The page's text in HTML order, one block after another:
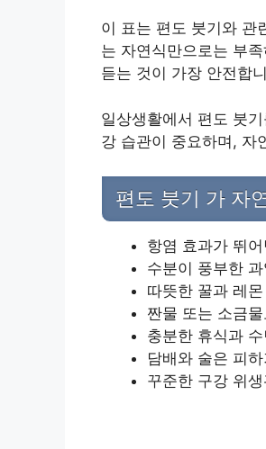
이 표는 편도 붓기와 관
는 자연식만으로는 부
듣는 것이 가장 안전합
일상생활에서 편도 붓
강 습관이 중요하며, 자
편도 붓기 가 자
항염 효과가 뛰
수분이 풍부한
따뜻한 꿀과 레
짠물 또는 소금
충분한 휴식과
담배와 술은 피하
꾸준한 구강 위생